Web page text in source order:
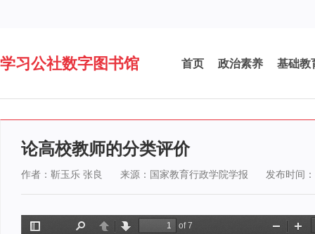
学习公社数字图书馆 首页 政治素养 基础教
论高校教师的分类评价
作者：靳玉乐 张良 来源：国家教育行政学院学报 发布时间